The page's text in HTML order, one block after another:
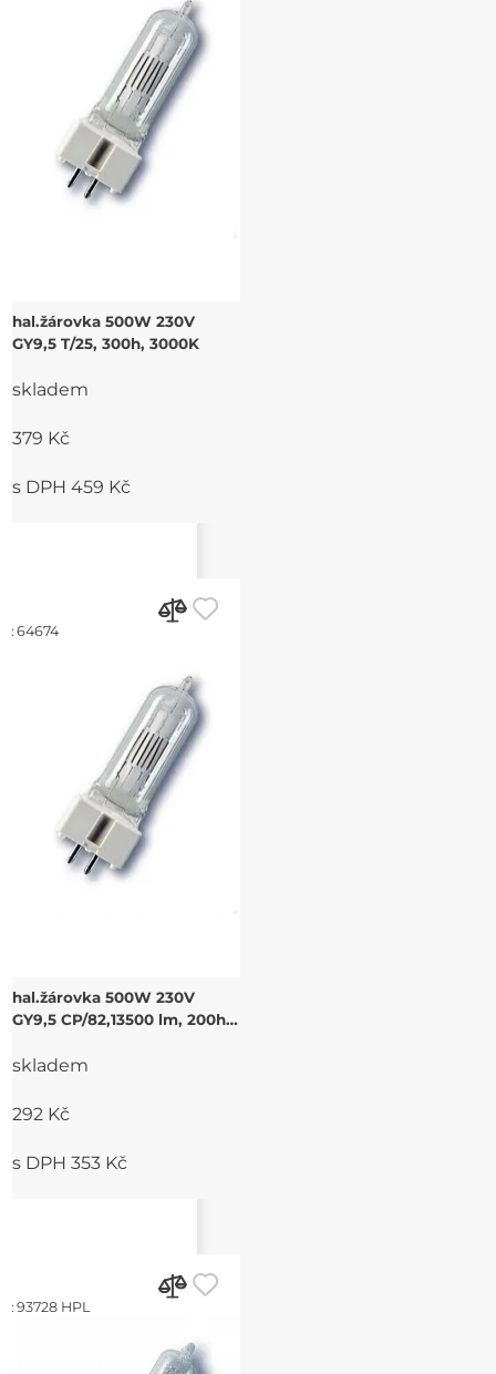
hal.žárovka 500W 230V
GY9,5 T/25, 300h, 3000K
skladem
379 Kč
s DPH 459 Kč
64674
hal.žárovka 500W 230V
GY9,5 CP/82,13500 lm, 200h,
skladem
292 Kč
s DPH 353 Kč
93728 HPL